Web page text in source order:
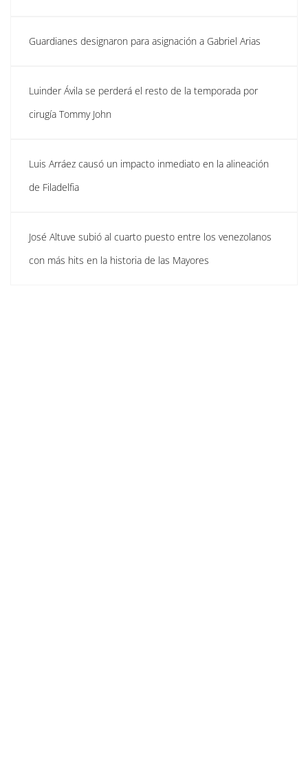
Guardianes designaron para asignación a Gabriel Arias
Luinder Ávila se perderá el resto de la temporada por
cirugía Tommy John
Luis Arráez causó un impacto inmediato en la alineación
de Filadelfia
José Altuve subió al cuarto puesto entre los venezolanos
con más hits en la historia de las Mayores